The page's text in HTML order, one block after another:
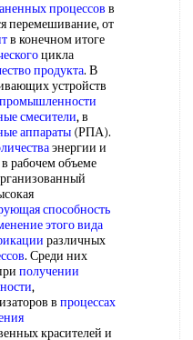
процессов в
перемешивание, от
в конечном итоге
цикла
продукта. В
устройств
промышленности
смесители, в
аппараты (РПА).
энергии и
рабочем объеме
способность
этоговида
различных
. Среди них
получении
,
в процессах
красителей и